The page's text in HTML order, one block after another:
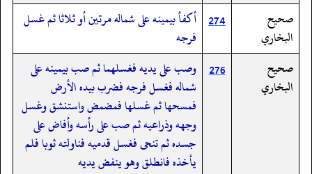
صحيح
البخاري
274 أكفأ بيمينه على شماله مرتين أو ثلاثا ثم غسل
فرجه
صحيح
البخاري
276 وصب على يديه فغسلهما ثم صب بيمينه على
شماله فغسل فرجه فضرب بيده الأرض
فمسحها ثم غسلها فمضمض واستنشق وغسل
وجهه وذراعيه ثم صب على رأسه وأفاض على
جسده ثم تنحى فغسل قدميه فناولته ثوبا فلم
يأخذه فانطلق وهو ينفض يديه